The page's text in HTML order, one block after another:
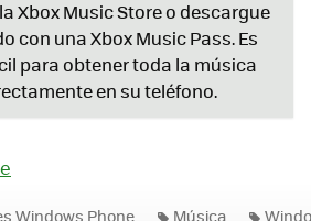
Xbox Music Store o descargue
con una Xbox Music Pass. Es
para obtener toda la música
en su teléfono.
Windows Phone Música